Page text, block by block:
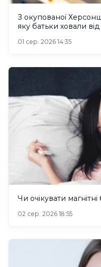
З окупованої
яку батьки ховали від
01 сер. 2026 14:35
Чи очікувати
02 сер. 2026 18:55